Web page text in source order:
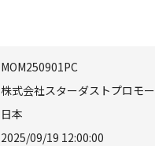
MOM250901PC
株式会社スターダストプロモ
日本
2025/09/19 12:00:00